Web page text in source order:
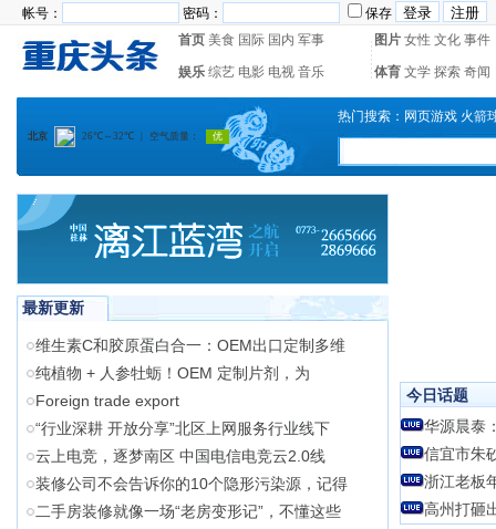
帐号： 密码：
保存
首页 美食 国际 国内 军事 图片 女性 文化 事件
娱乐 综艺 电影 电视 音乐 体育 文学 探索 奇闻
热门搜索： 网页游戏 火箭
最新更新
维生素C和胶原蛋白合一：OEM出口定制多维
纯植物 + 人参牡蛎！OEM 定制片剂，为
Foreign trade export
“行业深耕 开放分享”北区上网服务行业线下
云上电竞，逐梦南区 中国电信电竞云2.0线
装修公司不会告诉你的10个隐形污染源，记得
二手房装修就像一场“老房变形记”，不懂这些
今日话题
华源晨泰
信宜市朱
浙江老板
高州打砸